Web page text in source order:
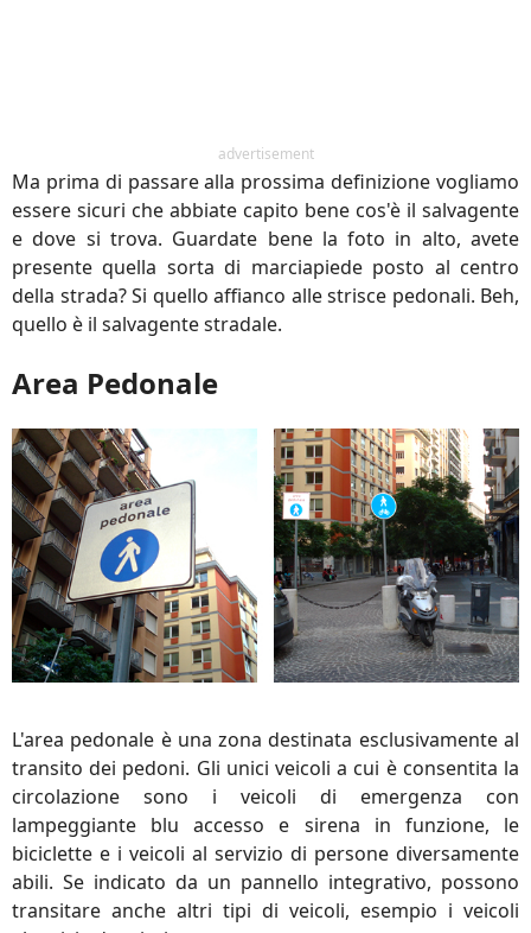
advertisement
Ma prima di passare alla prossima definizione vogliamo
essere sicuri che abbiate capito bene cos'è il salvagente
e dove si trova. Guardate bene la foto in alto, avete
presente quella sorta di marciapiede posto al centro
della strada? Si quello affianco alle strisce pedonali. Beh,
quello è il salvagente stradale.
Area Pedonale
L'area pedonale è una zona destinata esclusivamente al
transito dei pedoni. Gli unici veicoli a cui è consentita la
circolazione sono i veicoli di emergenza con
lampeggiante blu accesso e sirena in funzione, le
biciclette e i veicoli al servizio di persone diversamente
abili. Se indicato da un pannello integrativo, possono
transitare anche altri tipi di veicoli, esempio i veicoli